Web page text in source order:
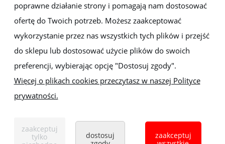
Zapisz się do newslettera, aby być na bieżąco z nowościami i
promocjami
Handlowa 1, 35-103 Rzeszów
Tel:
+48 17 853 90 49 +48 668 191 214
poprawne działanie strony i pomagają nam dostosować
ofertę do Twoich potrzeb. Możesz zaakceptować
wykorzystanie przez nas wszystkich tych plików i przejść
do sklepu lub dostosować użycie plików do swoich
preferencji, wybierając opcję "Dostosuj zgody".
Więcej o plikach cookies przeczytasz w naszej Polityce
prywatności.
zaakceptuj
tylko
dostosuj
zaakceptuj